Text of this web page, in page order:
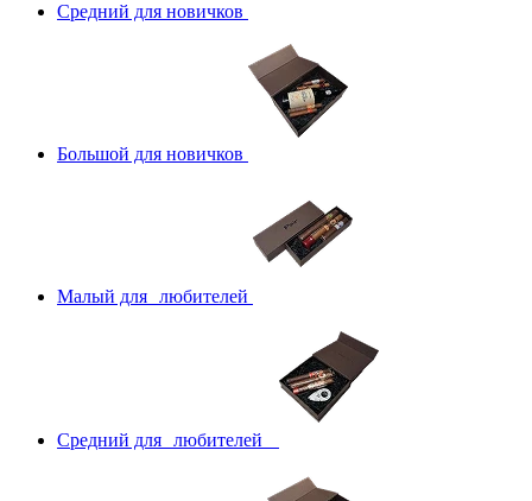
Средний для новичков
Большой для новичков
Малый для любителей
Средний для любителей